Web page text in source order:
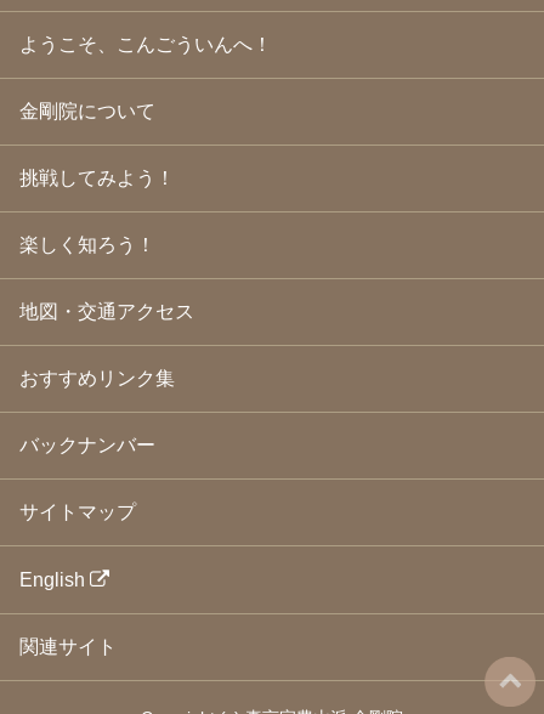
2009年10月(20)
2009年9月 (20)
2009年6月(22)
2009年5月(20)
2009年4月
(24)
2009年3月(21)
2009年2月(19)
2009年1月(25)
2008年10月
(31)
2008年9月(24)
2008年8月(24)
2008年5月(21)
(24)
2008年2月 (21)
2008年1月(23)
2007年12月
2007年9月
2007年8月(26)
ようこそ、こんごういんへ！
金剛院について
挑戦してみよう！
楽しく知ろう！
地図・交通アクセス
おすすめリンク集
バックナンバー
サイトマップ
English
関連サイト